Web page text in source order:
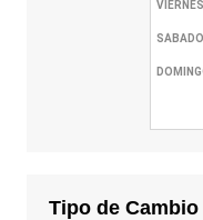
Tipo de Cambio